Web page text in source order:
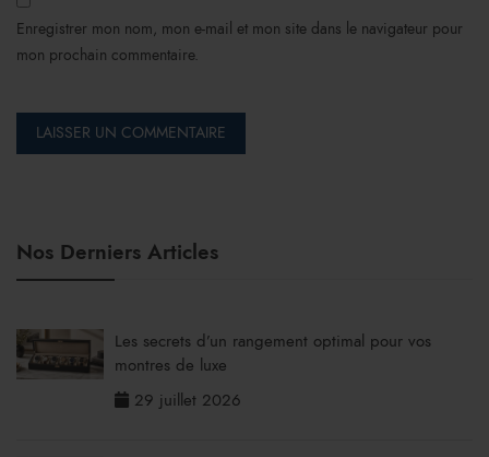
Enregistrer mon nom, mon e-mail et mon site dans le navigateur pour
mon prochain commentaire.
Nos Derniers Articles
Les secrets d’un rangement optimal pour vos
montres de luxe
29 juillet 2026